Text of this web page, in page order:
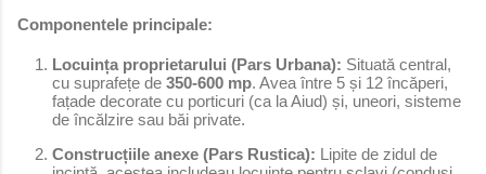
Componentele principale:
Locuința proprietarului (Pars Urbana): Situată central,
cu suprafețe de 350-600 mp. Avea între 5 și 12 încăperi,
fațade decorate cu porticuri (ca la Aiud) și, uneori, sisteme
de încălzire sau băi private.
Construcțiile anexe (Pars Rustica): Lipite de zidul de